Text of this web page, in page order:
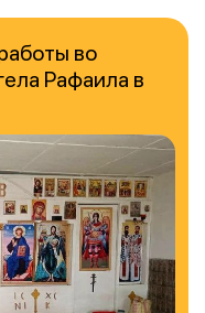
во
Рафаила в